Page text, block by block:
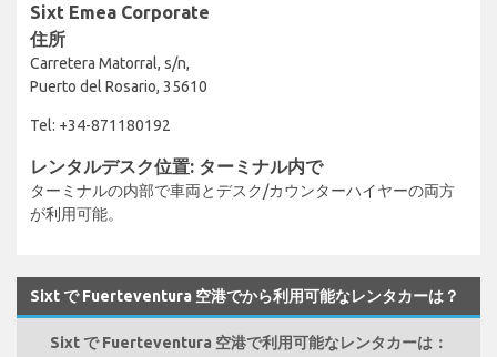
Sixt Emea Corporate
住所
Carretera Matorral, s/n,
Puerto del Rosario, 35610
Tel: +34-871180192
レンタルデスク位置: ターミナル内で
ターミナルの内部で車両とデスク/カウンターハイヤーの両方
が利用可能。
Sixt で Fuerteventura 空港でから利用可能なレンタカーは？
Sixt で Fuerteventura 空港で利用可能なレンタカーは：